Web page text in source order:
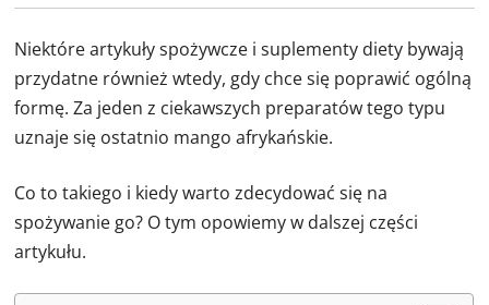
Niektóre artykuły spożywcze i suplementy diety bywają
przydatne również wtedy, gdy chce się poprawić ogólną
formę. Za jeden z ciekawszych preparatów tego typu
uznaje się ostatnio mango afrykańskie.
Co to takiego i kiedy warto zdecydować się na
spożywanie go? O tym opowiemy w dalszej części
artykułu.